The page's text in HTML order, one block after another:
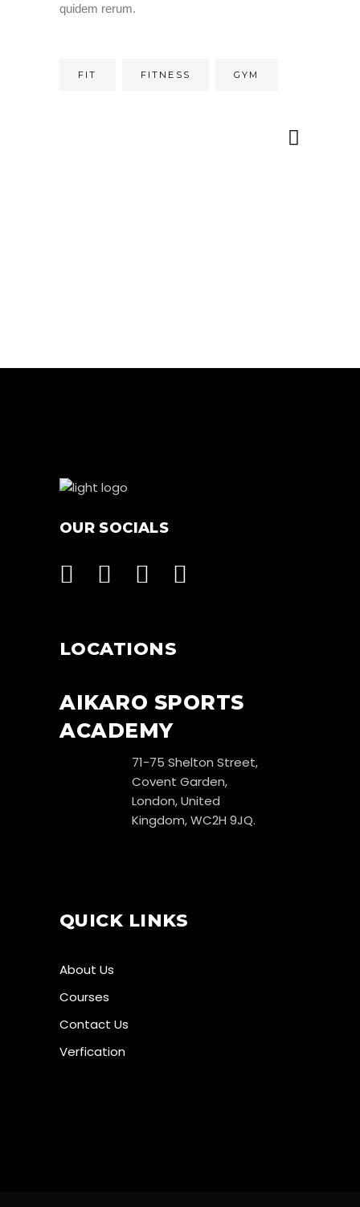
quidem rerum.
FIT FITNESS GYM
OUR SOCIALS
LOCATIONS
AIKARO SPORTS
ACADEMY
71-75 Shelton Street,
Covent Garden,
London, United
Kingdom, WC2H 9JQ.
QUICK LINKS
About Us
Courses
Contact Us
Verfication